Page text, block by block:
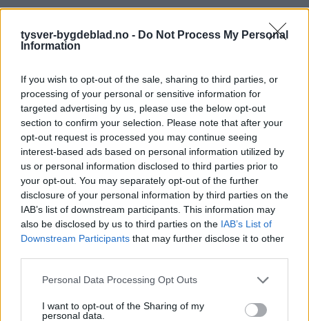
tysver-bygdeblad.no - Do Not Process My Personal
Information
If you wish to opt-out of the sale, sharing to third parties, or
processing of your personal or sensitive information for
targeted advertising by us, please use the below opt-out
section to confirm your selection. Please note that after your
opt-out request is processed you may continue seeing
interest-based ads based on personal information utilized by
us or personal information disclosed to third parties prior to
your opt-out. You may separately opt-out of the further
disclosure of your personal information by third parties on the
IAB’s list of downstream participants. This information may
also be disclosed by us to third parties on the IAB’s List of
Downstream Participants that may further disclose it to other
Personal Data Processing Opt Outs
I want to opt-out of the Sharing of my
personal data.